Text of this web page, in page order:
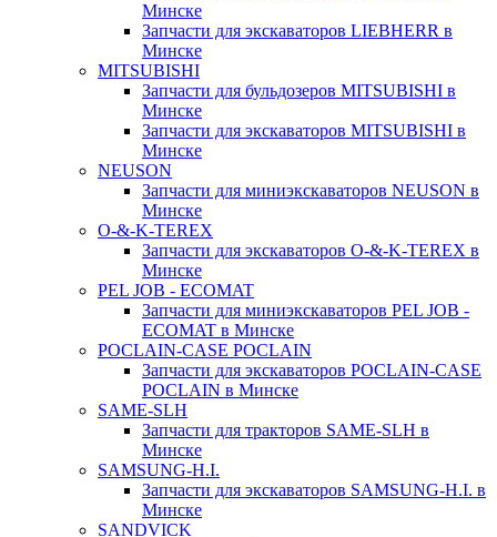
Минске
Запчасти для экскаваторов LIEBHERR в
Минске
MITSUBISHI
Запчасти для бульдозеров MITSUBISHI в
Минске
Запчасти для экскаваторов MITSUBISHI в
Минске
NEUSON
Запчасти для миниэкскаваторов NEUSON в
Минске
O-&-K-TEREX
Запчасти для экскаваторов O-&-K-TEREX в
Минске
PEL JOB - ECOMAT
Запчасти для миниэкскаваторов PEL JOB -
ECOMAT в Минске
POCLAIN-CASE POCLAIN
Запчасти для экскаваторов POCLAIN-CASE
POCLAIN в Минске
SAME-SLH
Запчасти для тракторов SAME-SLH в
Минске
SAMSUNG-H.I.
Запчасти для экскаваторов SAMSUNG-H.I. в
Минске
SANDVICK